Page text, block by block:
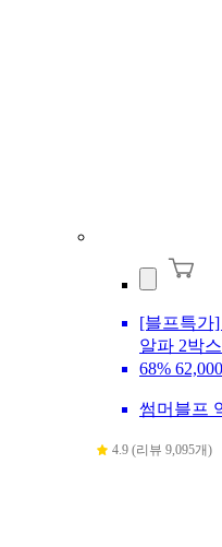
[블프특가
알파 2박
68%
썸머블프
4.9 (리뷰 9,095개)